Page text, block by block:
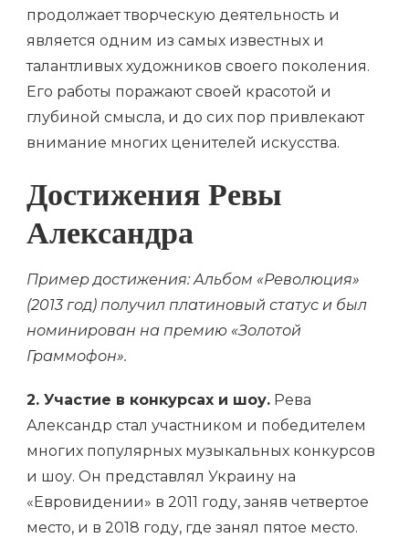
продолжает творческую деятельность и
является одним из самых известных и
талантливых художников своего поколения.
Его работы поражают своей красотой и
глубиной смысла, и до сих пор привлекают
внимание многих ценителей искусства.
Достижения Ревы
Александра
Пример достижения: Альбом «Революция»
(2013 год) получил платиновый статус и был
номинирован на премию «Золотой
Граммофон».
2. Участие в конкурсах и шоу. Рева
Александр стал участником и победителем
многих популярных музыкальных конкурсов
и шоу. Он представлял Украину на
«Евровидении» в 2011 году, заняв четвертое
место, и в 2018 году, где занял пятое место.